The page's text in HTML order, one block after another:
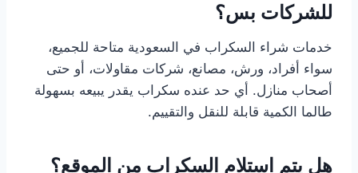
للشركات بس؟
خدمات شراء السكراب في السعودية متاحة للجميع،
سواء أفراد، ورش، مصانع، شركات مقاولات، أو حتى
أصحاب منازل. أي حد عنده سكراب يقدر يبيعه بسهولة
طالما الكمية قابلة للنقل والتقييم.
هل يتم استلام السكراب من الموقع؟